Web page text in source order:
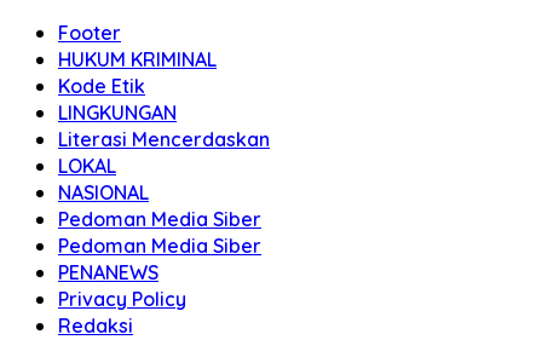
Footer
HUKUM KRIMINAL
Kode Etik
LINGKUNGAN
Literasi Mencerdaskan
LOKAL
NASIONAL
Pedoman Media Siber
Pedoman Media Siber
PENANEWS
Privacy Policy
Redaksi